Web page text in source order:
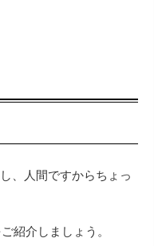
、人間ですからちょっ
紹介しましょう。